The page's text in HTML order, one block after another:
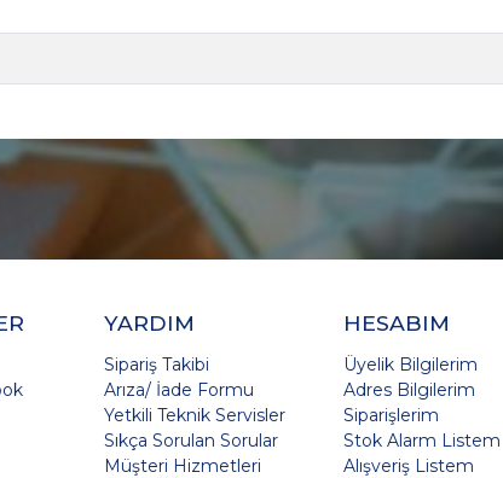
YARDIM
Sipariş Takibi
Arıza/ İade Formu
Yetkili Teknik Servisler
Sıkça Sorulan Sorular
Müşteri Hizmetleri
HESABIM
Üyelik Bilgilerim
Adres Bilgilerim
Siparişlerim
Stok Alarm Listem
Alışveriş Listem